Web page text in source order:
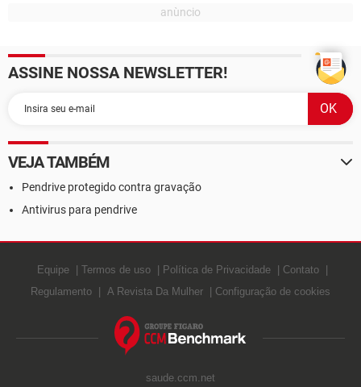
ASSINE NOSSA NEWSLETTER!
VEJA TAMBÉM
Pendrive protegido contra gravação
Antivirus para pendrive
Equipe Termos de uso Política de Privacidade
Contato
Regulamento
A Revista Da Mulher Configuração de cookies
saude.ccm.net